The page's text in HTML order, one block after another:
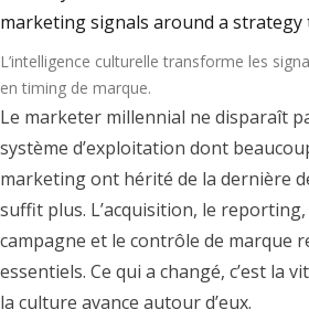
L’intelligence culturelle transforme les
en timing de marque.
Le marketer millennial ne disparaît
système d’exploitation dont
marketing ont hérité de la dernière
suffit plus. L’acquisition, le
campagne et le contrôle de marque
essentiels. Ce qui a changé, c’est la
la culture avance autour d’eux.